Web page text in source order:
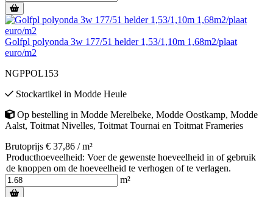
Golfpl polyonda 3w 177/51 helder 1,53/1,10m 1,68m2/plaat
euro/m2
NGPPOL153
Stockartikel in Modde Heule
Op bestelling in Modde Merelbeke, Modde Oostkamp, Modde
Aalst, Toitmat Nivelles, Toitmat Tournai en Toitmat Frameries
Brutoprijs € 37,86 / m²
Producthoeveelheid: Voer de gewenste hoeveelheid in of gebruik
de knoppen om de hoeveelheid te verhogen of te verlagen.
m²